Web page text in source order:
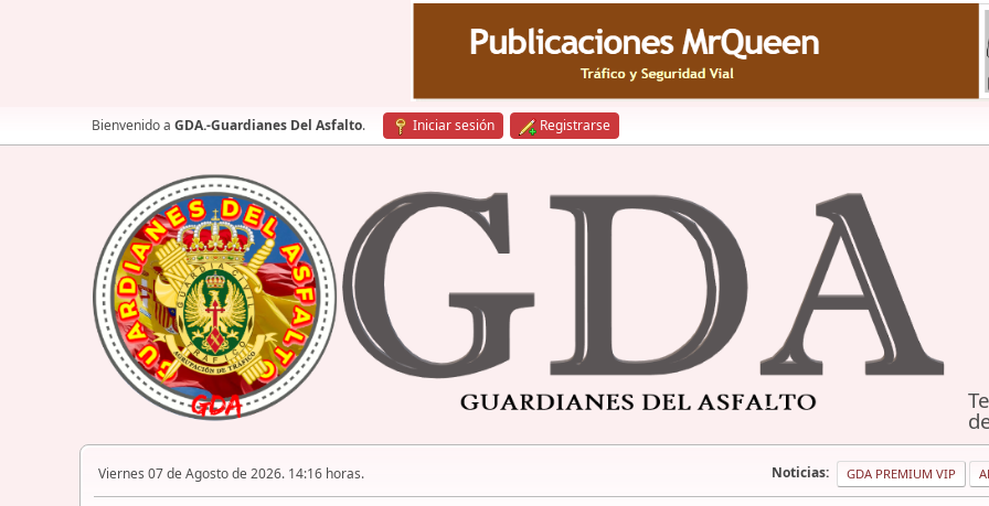
Bienvenido a GDA.-Guardianes Del Asfalto. Iniciar sesión Registrarse
Viernes 07 de Agosto de 2026. 14:16 horas. Noticias: GDA PREMIUM VIP